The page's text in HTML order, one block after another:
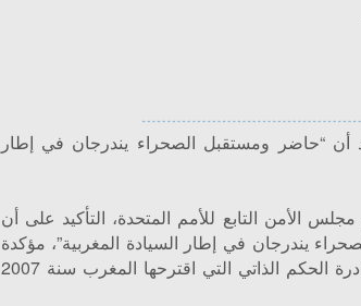
أن “حاضر ومستقبل الصحراء يندرجان في إطار
الأمن التابع للأمم المتحدة، التأكيد على أن
يندرجان في إطار السيادة المغربية”، مؤكدة
أن دعم باريس لمبادرة الحكم الذاتي التي اقترحها المغرب سنة 2007